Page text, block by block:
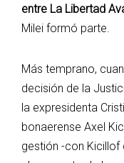
entre La Libertad
Milei formó parte.
Más temprano,
decisión de la
la expresidenta
bonaerense Axel
gestión -con